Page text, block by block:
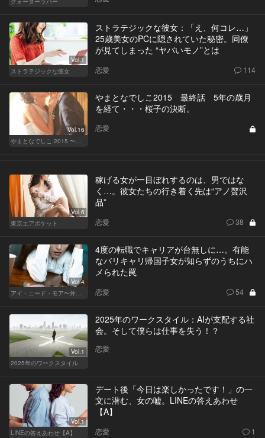
Vol.1
ストラテジックな彼女
ストラテジックな彼女：「え、何コレ…」
25歳美女のPCに隠されていた秘密。同僚
が見てしまった “ヤバいモノ”とは
恋愛 114
Vol.16
やまとなでしこ 2015 〜極上の結婚〜
やまとなでしこ2015 最終話 5年の歳月
を経て・・・桜子の決断。
恋愛
Vol.6
東京エアポケット
稼げる女が一目ぼれするのは、男ではな
く…。彼女たちの行き着く先は“アノ贅沢
品”
恋愛 38
Vol.4
アイ・ニード・モア〜外資系オンナの欲望〜
4度の転職でキャリアが台無しに…。有能
なバリキャリ帰国子女が知らずのうちにハ
メられた罠
恋愛 54
Vol.1
2025年のワークスタイル
2025年のワークスタイル：AIが支配する社
会。そして僕らは仕事を失う！？
恋愛
Vol.1
LINEの答えあわせ【A】
デート後「今日は楽しかったです！」の一
文に潜む、女の嘘。LINEの答えあわせ
【A】
恋愛 1